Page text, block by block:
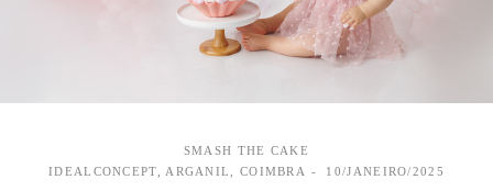
SMASH THE CAKE
IDEALCONCEPT, ARGANIL, COIMBRA
10/JANEIRO/2025